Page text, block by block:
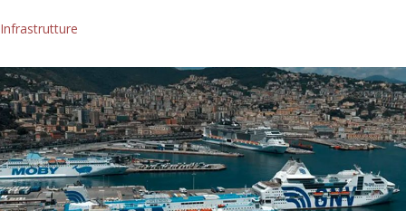
Infrastrutture